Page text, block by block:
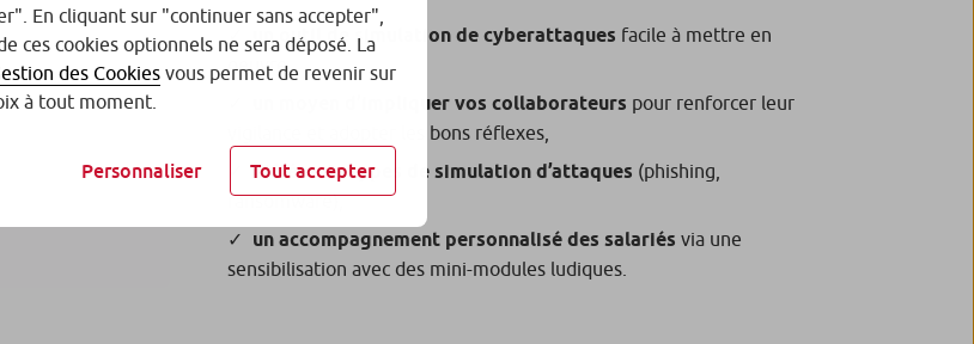
un outil de simulation de cyberattaques facile à mettre en
oeuvre,
un moyen d’impliquer vos collaborateurs pour renforcer leur
vigilance et adopter les bons réflexes,
différents types de simulation d’attaques (phishing,
ransomware),
un accompagnement personnalisé des salariés via une
sensibilisation avec des mini-modules ludiques.
En cliquant sur "continuer sans accepter",
ces cookies optionnels ne sera déposé. La
des Cookies vous permet de revenir sur
à tout moment.
Personnaliser Tout accepter